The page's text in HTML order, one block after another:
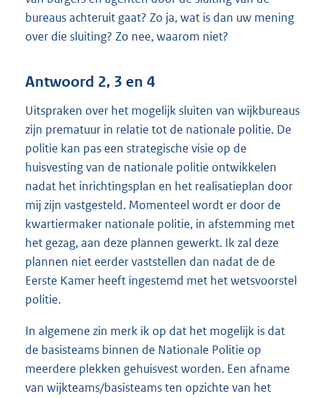
bureaus achteruit gaat? Zo ja, wat is dan uw mening
over die sluiting? Zo nee, waarom niet?
Antwoord 2, 3 en 4
Uitspraken over het mogelijk sluiten van wijkbureaus
zijn prematuur in relatie tot de nationale politie. De
politie kan pas een strategische visie op de
huisvesting van de nationale politie ontwikkelen
nadat het inrichtingsplan en het realisatieplan door
mij zijn vastgesteld. Momenteel wordt er door de
kwartiermaker nationale politie, in afstemming met
het gezag, aan deze plannen gewerkt. Ik zal deze
plannen niet eerder vaststellen dan nadat de de
Eerste Kamer heeft ingestemd met het wetsvoorstel
politie.
In algemene zin merk ik op dat het mogelijk is dat
de basisteams binnen de Nationale Politie op
meerdere plekken gehuisvest worden. Een afname
van wijkteams/basisteams ten opzichte van het